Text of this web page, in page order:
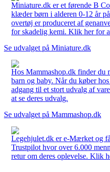
Miniature.dk er et førende B
klæder børn i alderen 0-12 år
overtøj er produceret af
for skadelig kemi. Klik her for
Se udvalget på Miniature.dk
Hos Mammashop.dk finder du
barn og baby. Når du køber
adgang til et stort udvalg af
at se deres udvalg.
Se udvalget på Mammashop.dk
Legehjulet.dk er e-Mærket og
Trustpilot hvor over 6.000
retur om deres oplevelse. Klik